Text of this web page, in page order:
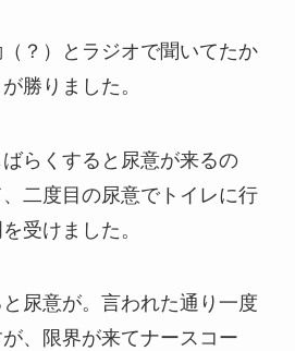
？）とラジオで聞いてたか
勝りました。
らくすると尿意が来るの
二度目の尿意でトイレに行
受けました。
尿意が。言われた通り一度
、限界が来てナースコー